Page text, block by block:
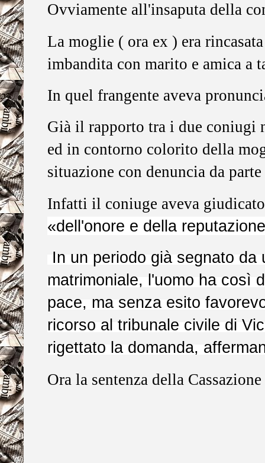
Ovviamente all'insaputa della
La moglie ( ora ex ) era
imbandita con marito e amica a
In quel frangente aveva
Già il rapporto tra i due coniugi
ed in contorno colorito della
situazione con denuncia da
Infatti il coniuge aveva
«dell'onore e della
In un periodo già segnato da
matrimoniale, l'uomo ha così
pace, ma senza esito
ricorso al tribunale civile di
rigettato la domanda,
Ora la sentenza della